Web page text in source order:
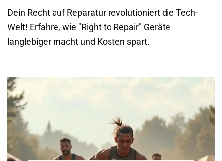
Dein Recht auf Reparatur revolutioniert die Tech-
Welt! Erfahre, wie "Right to Repair" Geräte
langlebiger macht und Kosten spart.